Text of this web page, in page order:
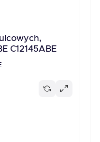
C12145ABE